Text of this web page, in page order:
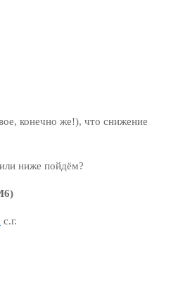
конечно же!), что снижение
ниже пойдём?
)
с.г.